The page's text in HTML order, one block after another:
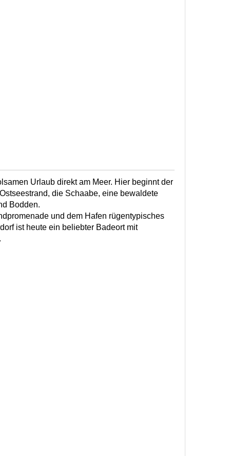
Urlaub direkt am Meer. Hier beginnt der
die Schaabe, eine bewaldete
Bodden.
und dem Hafen rügentypisches
ist heute ein beliebter Badeort mit